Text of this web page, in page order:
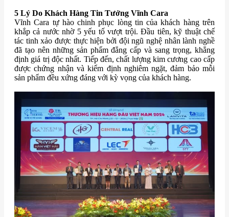
5 Lý Do Khách Hàng Tin Tưởng Vĩnh Cara
Vĩnh Cara tự hào chinh phục lòng tin của khách hàng trên
khắp cả nước nhờ 5 yếu tố vượt trội. Đầu tiên, kỹ thuật chế
tác tinh xảo được thực hiện bởi đội ngũ nghệ nhân lành nghề
đã tạo nên những sản phẩm đẳng cấp và sang trọng, khẳng
định giá trị độc nhất. Tiếp đến, chất lượng kim cương cao cấp
được chứng nhận và kiểm định nghiêm ngặt, đảm bảo mỗi
sản phẩm đều xứng đáng với kỳ vọng của khách hàng.